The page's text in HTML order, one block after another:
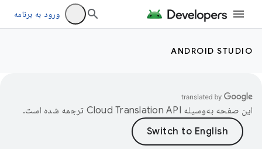
ورود به برنامه
ANDROID STUDIO
این صفحه به‌وسیله ترجمه شده است.